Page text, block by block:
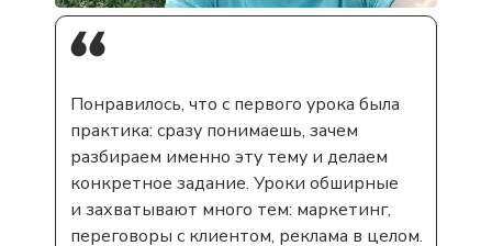
Понравилось, что с первого урока была
практика: сразу понимаешь, зачем
разбираем именно эту тему и делаем
конкретное задание. Уроки обширные
и захватывают много тем: маркетинг,
переговоры с клиентом, реклама в целом.